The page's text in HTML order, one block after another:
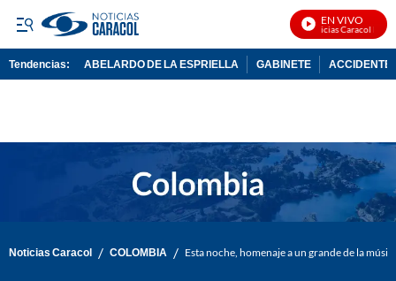
EN VIVO
Noticias Caracol En
Tendencias: ABELARDO DE LA ESPRIELLA GABINETE ACCIDENTE
Noticias Caracol / COLOMBIA / Esta noche, homenaje a un grande de la